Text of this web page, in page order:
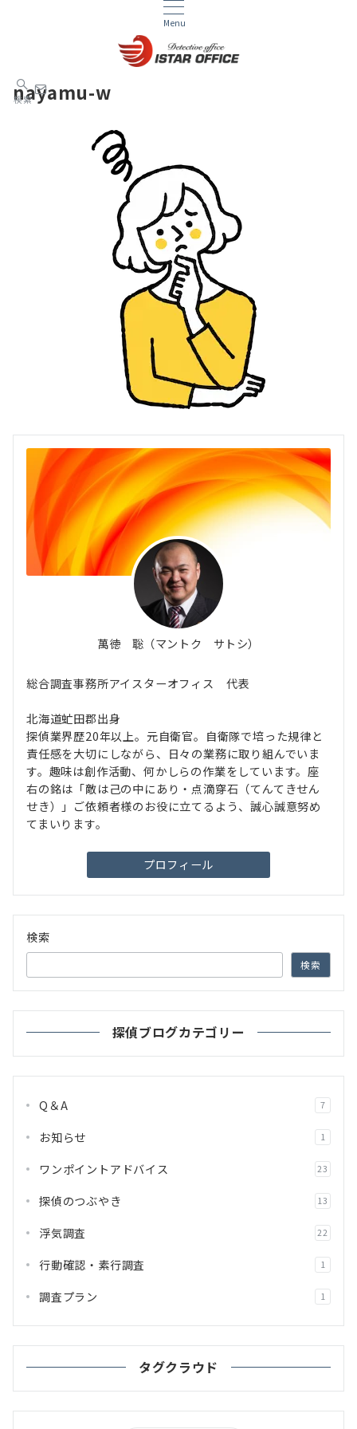
Menu
検索
nayamu-w
萬徳 聡（マントク サトシ）
総合調査事務所アイスターオフィス 代表
北海道虻田郡出身
探偵業界歴20年以上。元自衛官。自衛隊で培った規律と
責任感を大切にしながら、日々の業務に取り組んでいま
す。趣味は創作活動、何かしらの作業をしています。座
右の銘は「敵は己の中にあり・点滴穿石（てんてきせん
せき）」ご依頼者様のお役に立てるよう、誠心誠意努め
てまいります。
プロフィール
検索
検索
探偵ブログカテゴリー
Q＆A 7
お知らせ 1
ワンポイントアドバイス 23
探偵のつぶやき 13
浮気調査 22
行動確認・素行調査 1
調査プラン 1
タグクラウド